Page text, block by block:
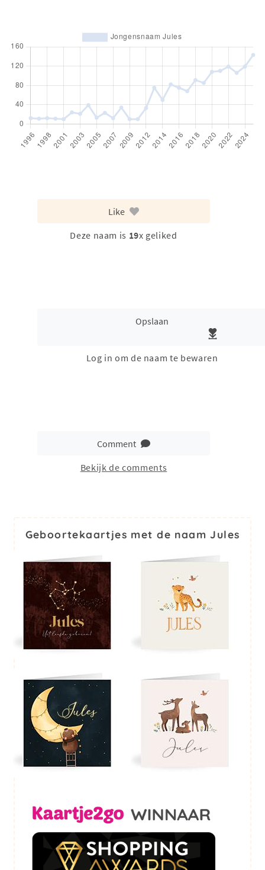
Like
Deze naam is 19x geliked
Opslaan
Log in om de naam te bewaren
Comment
Bekijk de comments
Geboortekaartjes met de naam Jules